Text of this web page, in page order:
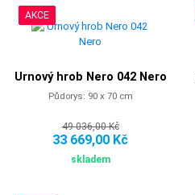
AKCE
Urnový hrob Nero 042 Nero
Půdorys: 90 x 70 cm
49 036,00 Kč
33 669,00 Kč
skladem